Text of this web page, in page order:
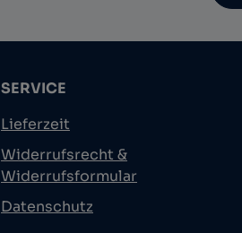
SERVICE
Lieferzeit
Widerrufsrecht &
Widerrufsformular
Datenschutz